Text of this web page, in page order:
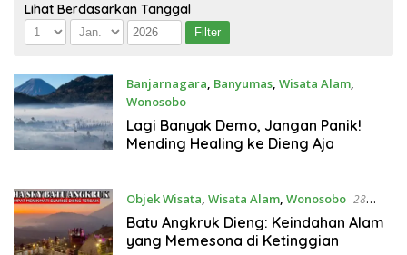
Lihat Berdasarkan Tanggal
Banjarnagara, Banyumas, Wisata Alam,
Wonosobo
2 September 2025
Lagi Banyak Demo, Jangan Panik!
Mending Healing ke Dieng Aja
Objek Wisata, Wisata Alam, Wonosobo 28
Maret 2025
Batu Angkruk Dieng: Keindahan Alam
yang Memesona di Ketinggian